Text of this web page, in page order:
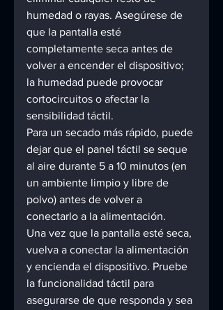
humedad o rayas. Asegúrese de
que la pantalla esté
completamente seca antes de
volver a encender el dispositivo;
la humedad puede provocar
cortocircuitos o afectar la
sensibilidad táctil.
Para un secado más rápido, puede
dejar que el panel táctil se seque
al aire durante 5 a 10 minutos (en
un ambiente limpio y libre de
polvo) antes de volver a
conectarlo a la alimentación.
Una vez que la pantalla esté seca,
vuelva a conectar la alimentación
y encienda el dispositivo. Pruebe
la funcionalidad táctil para
asegurarse de que responda y sea